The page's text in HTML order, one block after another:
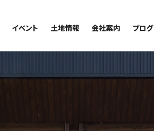
イベント 土地情報 会社案内 ブログ